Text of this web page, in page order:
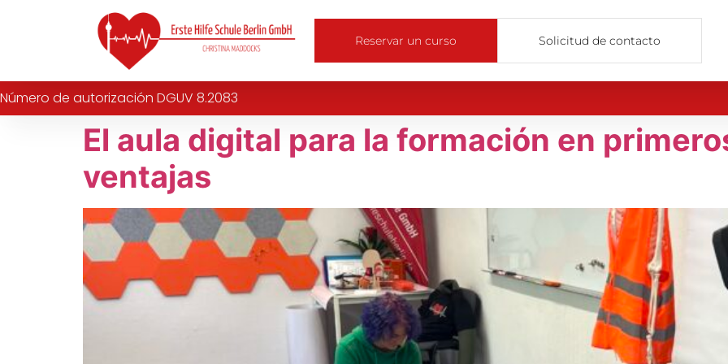
Reservar un curso Solicitud de contacto
Número de autorización DGUV 8.2083
El aula digital para la formación en
ventajas